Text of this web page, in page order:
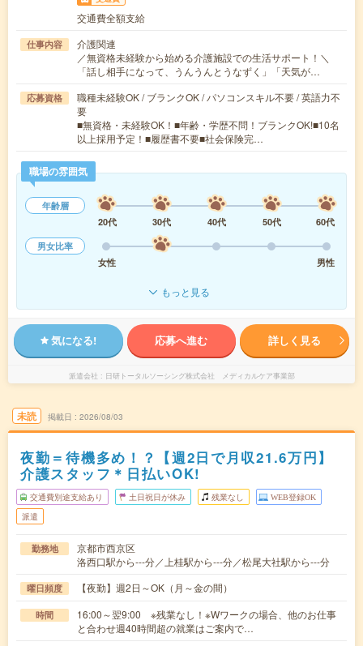
交通費全額支給
仕事内容
介護関連
／無資格未経験から始める介護施設での生活サポート！＼
「話し相手になって、うんうんとうなずく」「天気が…
応募資格
職種未経験OK / ブランクOK / パソコンスキル不要 / 英語力不
要
■無資格・未経験OK！■年齢・学歴不問！ブランクOK!■10名
以上採用予定！■履歴書不要■社会保険完…
職場の雰囲気
年齢層
20代
30代 40代 50代
60代
男女比率
女性
男性
もっと見る
気になる! 応募へ進む 詳しく見る
派遣会社 日研トータルソーシング株式会社 メディカルケア事業部
未読 掲載日 2026/08/03
夜勤＝待機多め！？【週2日で月収21.6万円】
介護スタッフ＊日払いOK!
交通費別途支給あり 土日祝日が休み 残業なし WEB登録OK
派遣
勤務地
京都市西京区
洛西口駅から---分／上桂駅から---分／松尾大社駅から---分
曜日頻度 【夜勤】週2日～OK（月～金の間）
時間
16:00～翌9:00 ※残業なし！※Wワークの場合、他のお仕事
と合わせ週40時間超の就業はご案内で…